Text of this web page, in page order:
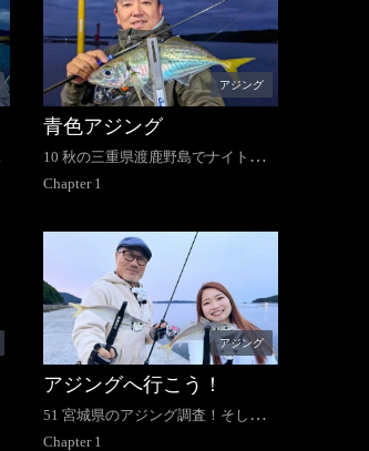
アジング
青色アジング
10 秋の三重県渡鹿野島でナイトア
ジング！
Chapter 1
アジング
アジングへ行こう！
51 宮城県のアジング調査！そして
涙？の卒業回
Chapter 1